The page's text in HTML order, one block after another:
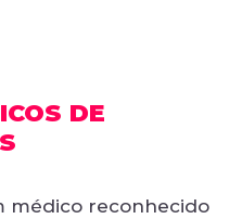
DE
médico reconhecido